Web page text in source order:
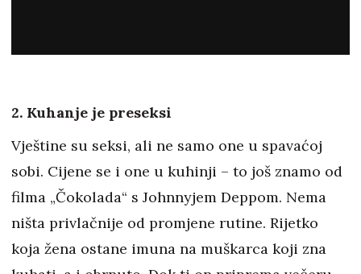
2. Kuhanje je preseksi
Vještine su seksi, ali ne samo one u spavaćoj
sobi. Cijene se i one u kuhinji – to još znamo od
filma „Čokolada“ s Johnnyjem Deppom. Nema
ništa privlačnije od promjene rutine. Rijetko
koja žena ostane imuna na muškarca koji zna